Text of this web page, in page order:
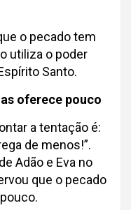
o pecado tem
utiliza o poder
Santo.
oferece pouco
a tentação é:
de menos!”.
Adão e Eva no
que o pecado